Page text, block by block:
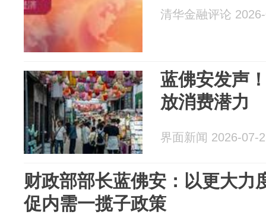
清华金融评论
蓝佛安发声
放消费潜力
界面新闻 2026-07-
财政部部长蓝佛安：以更大力
促内需一揽子政策